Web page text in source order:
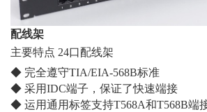
配线架
主要特点 24口配线架
◆ 完全遵守TIA/EIA-568B标准
◆ 采用IDC端子，保证了快速端接
◆ 运用通用标签支持T568A和T568B端